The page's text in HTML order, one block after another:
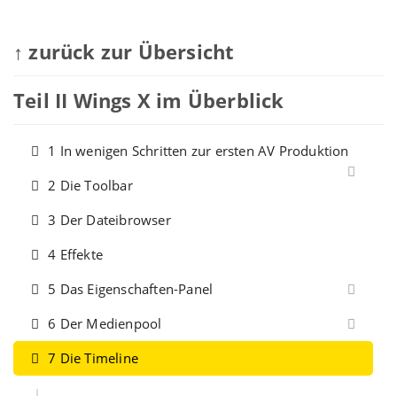
↑ zurück zur Übersicht
Teil II Wings X im Überblick
1 In wenigen Schritten zur ersten AV Produktion
2 Die Toolbar
3 Der Dateibrowser
4 Effekte
5 Das Eigenschaften-Panel
6 Der Medienpool
7 Die Timeline